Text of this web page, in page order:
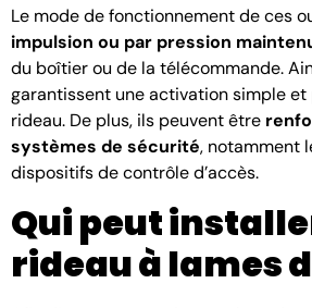
Le mode de fonctionnement de ces
impulsion ou par pression
du boîtier ou de la télécommande.
garantissent une activation simple
rideau. De plus, ils peuvent être
systèmes de sécurité, notamment
dispositifs de contrôle d’accès.
Qui peut
rideau à lames